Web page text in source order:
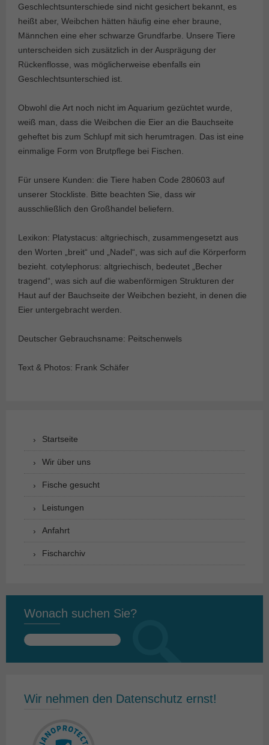
Geschlechtsunterschiede sind nicht gesichert bekannt, es
heißt aber, Weibchen hätten häufig eine eher braune,
Männchen eine eher schwarze Grundfarbe. Unsere Tiere
unterscheiden sich zusätzlich in der Ausprägung der
Rückenflosse, was möglicherweise ebenfalls ein
Geschlechtsunterschied ist.
Obwohl die Art noch nicht im Aquarium gezüchtet wurde,
weiß man, dass die Weibchen die Eier an die Bauchseite
geheftet bis zum Schlupf mit sich herumtragen. Das ist eine
einmalige Form von Brutpflege bei Fischen.
Für unsere Kunden: die Tiere haben Code 280603 auf
unserer Stockliste. Bitte beachten Sie, dass wir
ausschließlich den Großhandel beliefern.
Lexikon: Platystacus: altgriechisch, zusammengesetzt aus
den Worten „breit“ und „Nadel“, was sich auf die Körperform
bezieht. cotylephorus: altgriechisch, bedeutet „Becher
tragend“, was sich auf die wabenförmigen Strukturen der
Haut auf der Bauchseite der Weibchen bezieht, in denen die
Eier untergebracht werden.
Deutscher Gebrauchsname: Peitschenwels
Text & Photos: Frank Schäfer
Startseite
Wir über uns
Fische gesucht
Leistungen
Anfahrt
Fischarchiv
Wonach suchen Sie?
Suchen
Wir nehmen den Datenschutz ernst!